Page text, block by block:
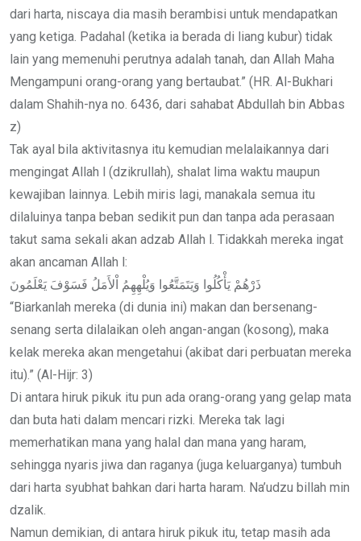
dari harta, niscaya dia masih berambisi untuk mendapatkan
yang ketiga. Padahal (ketika ia berada di liang kubur) tidak
lain yang memenuhi perutnya adalah tanah, dan Allah Maha
Mengampuni orang-orang yang bertaubat.” (HR. Al-Bukhari
dalam Shahih-nya no. 6436, dari sahabat Abdullah bin Abbas
z)
Tak ayal bila aktivitasnya itu kemudian melalaikannya dari
mengingat Allah l (dzikrullah), shalat lima waktu maupun
kewajiban lainnya. Lebih miris lagi, manakala semua itu
dilaluinya tanpa beban sedikit pun dan tanpa ada perasaan
takut sama sekali akan adzab Allah l. Tidakkah mereka ingat
akan ancaman Allah l:
ذَرْهُمْ يَأْكُلُوا وَيَتَمَتَّعُوا وَيُلْهِهِمُ اْلأَمَلُ فَسَوْفَ يَعْلَمُونَ
“Biarkanlah mereka (di dunia ini) makan dan bersenang-
senang serta dilalaikan oleh angan-angan (kosong), maka
kelak mereka akan mengetahui (akibat dari perbuatan mereka
itu).” (Al-Hijr: 3)
Di antara hiruk pikuk itu pun ada orang-orang yang gelap mata
dan buta hati dalam mencari rizki. Mereka tak lagi
memerhatikan mana yang halal dan mana yang haram,
sehingga nyaris jiwa dan raganya (juga keluarganya) tumbuh
dari harta syubhat bahkan dari harta haram. Na’udzu billah min
dzalik.
Namun demikian, di antara hiruk pikuk itu, tetap masih ada